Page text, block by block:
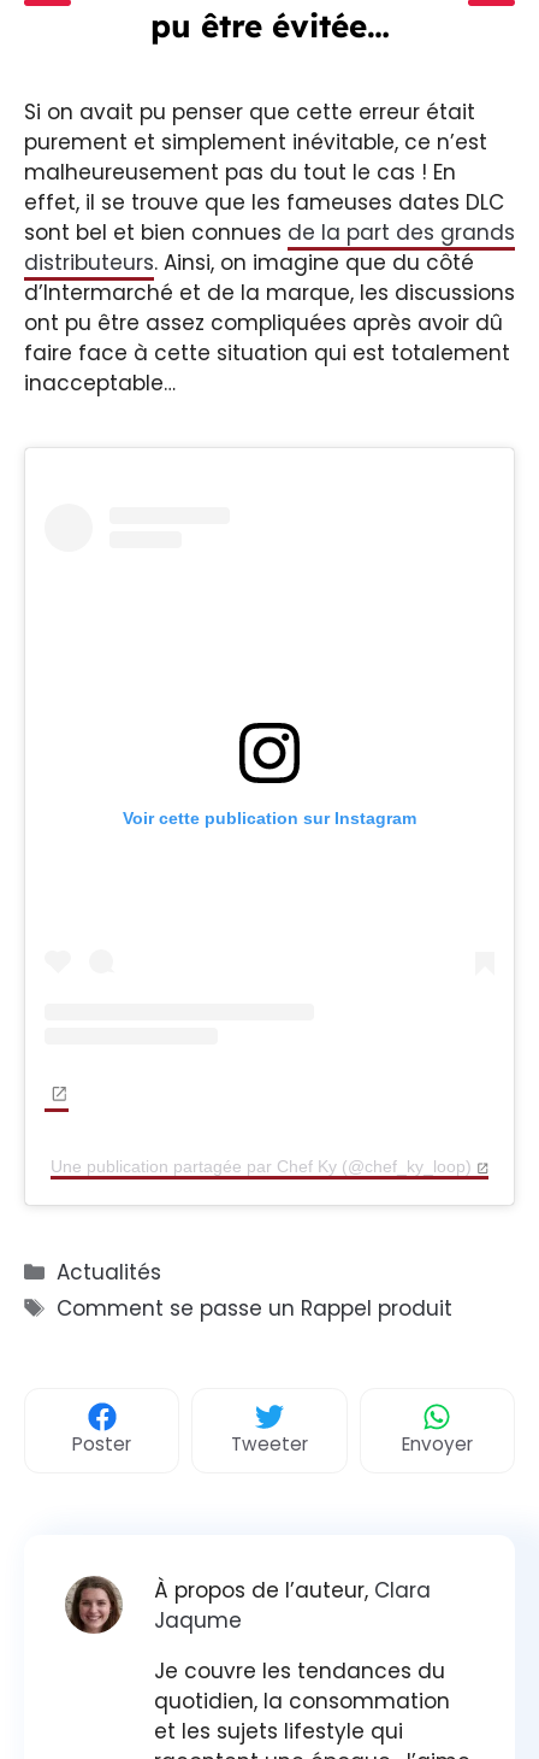
pu être évitée…
Si on avait pu penser que cette erreur était
purement et simplement inévitable, ce n’est
malheureusement pas du tout le cas ! En
effet, il se trouve que les fameuses dates DLC
sont bel et bien connues de la part des grands
distributeurs. Ainsi, on imagine que du côté
d’Intermarché et de la marque, les discussions
ont pu être assez compliquées après avoir dû
faire face à cette situation qui est totalement
inacceptable…
Voir cette publication sur Instagram
Une publication partagée par Chef Ky (@chef_ky_loop)
Catégories
Actualités
Étiquettes
Comment se passe un Rappel produit
Poster Tweeter Envoyer
À propos de l’auteur, Clara
Jaqume
Je couvre les tendances du
quotidien, la consommation
et les sujets lifestyle qui